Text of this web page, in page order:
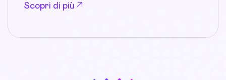
Scopri di più